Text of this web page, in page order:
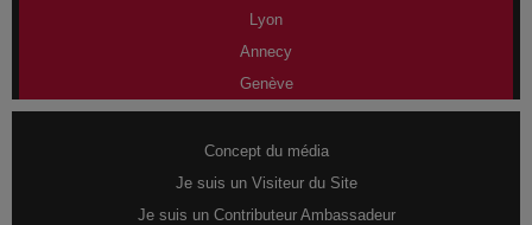
Lyon
Annecy
Genève
Concept du média
Je suis un Visiteur du Site
Je suis un Contributeur Ambassadeur